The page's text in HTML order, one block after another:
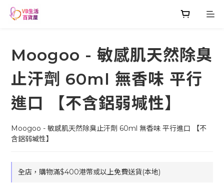
Moogoo - 敏感肌天然除臭
止汗劑 60ml 無香味 平行
進口 【不含鋁弱堿性】
Moogoo - 敏感肌天然除臭止汗劑 60ml 無香味 平行進口 【不
含鋁弱堿性】
全店，購物滿$400港幣或以上免費送貨(本地)